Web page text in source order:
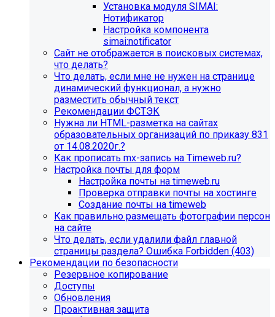
Установка модуля SIMAI:
Нотификатор
Настройка компонента
simai:notificator
Сайт не отображается в поисковых системах,
что делать?
Что делать, если мне не нужен на странице
динамический функционал, а нужно
разместить обычный текст
Рекомендации ФСТЭК
Нужна ли HTML-разметка на сайтах
образовательных организаций по приказу 831
от 14.08.2020г.?
Как прописать mx-запись на Timeweb.ru?
Настройка почты для форм
Настройка почты на timeweb.ru
Проверка отправки почты на хостинге
Создание почты на timeweb
Как правильно размещать фотографии персон
на сайте
Что делать, если удалили файл главной
страницы раздела? Ошибка Forbidden (403)
Рекомендации по безопасности
Резервное копирование
Доступы
Обновления
Проактивная защита